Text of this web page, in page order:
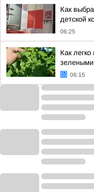
Как
детской
06:25
Как
зелеными
06:15